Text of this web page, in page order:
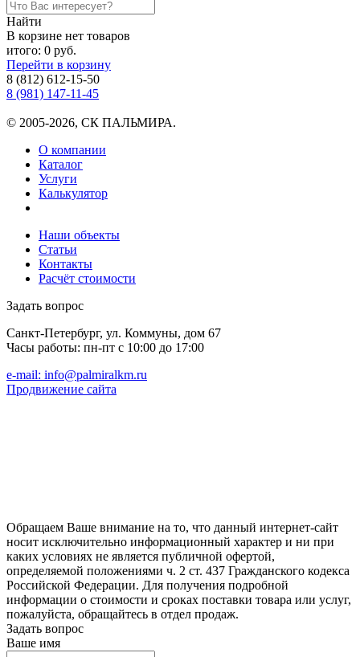
Найти
В корзине нет товаров
итого: 0 руб.
Перейти в корзину
8 (812) 612-15-50
8 (981) 147-11-45
© 2005-2026, СК ПАЛЬМИРА.
О компании
Каталог
Услуги
Калькулятор
Наши объекты
Статьи
Контакты
Расчёт стоимости
Задать вопрос
Санкт-Петербург, ул. Коммуны, дом 67
Часы работы: пн-пт c 10:00 до 17:00
e-mail: info@palmiralkm.ru
Продвижение сайта
Обращаем Ваше внимание на то, что данный интернет-сайт
носит исключительно информационный характер и ни при
каких условиях не является публичной офертой,
определяемой положениями ч. 2 ст. 437 Гражданского кодекса
Российской Федерации. Для получения подробной
информации о стоимости и сроках поставки товара или услуг,
пожалуйста, обращайтесь в отдел продаж.
Задать вопрос
Ваше имя